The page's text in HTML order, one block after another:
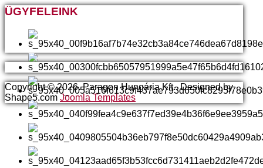
ÜGYFELEINK
Copyright © 2026. Paragon Hungária Kft.. Designed by
Shape5.com Joomla Templates